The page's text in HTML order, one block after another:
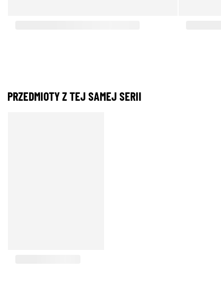
PRZEDMIOTY Z TEJ SAMEJ SERII